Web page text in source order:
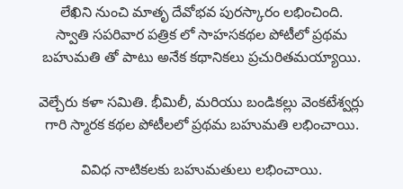
లేఖిని నుంచి మాతృ దేవోభవ పురస్కారం లభించింది.
స్వాతి సపరివార పత్రిక లో సాహసకథల పోటీలో ప్రథమ
బహుమతి తో పాటు అనేక కథానికలు ప్రచురితమయ్యాయి.
వెల్చేరు కళా సమితి. భీమిలీ, మరియు బండికల్లు వెంకటేశ్వర్లు
గారి స్మారక కథల పోటీలలో ప్రథమ బహుమతి లభించాయి.
వివిధ నాటికలకు బహుమతులు లభించాయి.